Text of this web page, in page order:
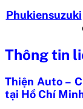
Phukiensuzuki
Thông tin
Thiện Auto –
tại Hồ Chí